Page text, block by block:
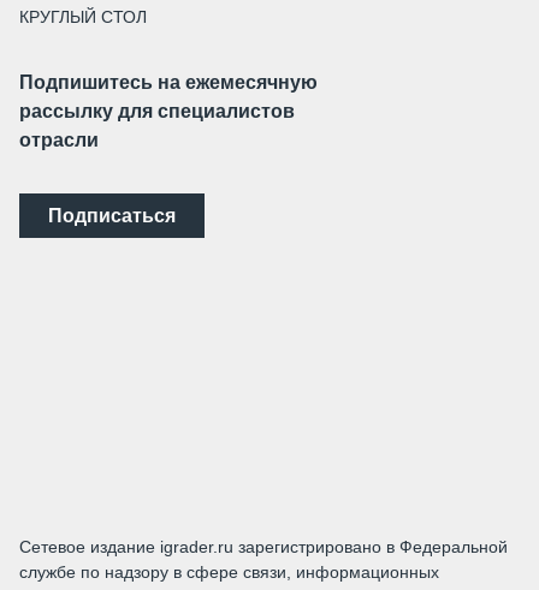
КРУГЛЫЙ СТОЛ
Подпишитесь на ежемесячную
рассылку для специалистов
отрасли
Подписаться
Сетевое издание igrader.ru зарегистрировано в Федеральной
службе по надзору в сфере связи, информационных